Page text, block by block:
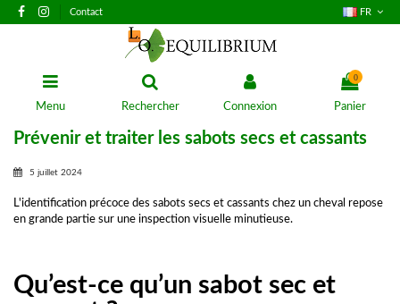
Contact FR
Menu Rechercher Connexion
0
Panier
Prévenir et traiter les sabots secs et cassants
5 juillet 2024
L'identification précoce des sabots secs et cassants chez un cheval repose
en grande partie sur une inspection visuelle minutieuse.
Qu’est-ce qu’un sabot sec et